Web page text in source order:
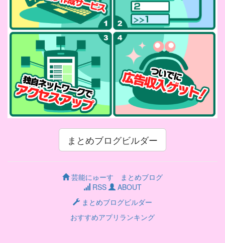
まとめブログビルダー
芸能にゅーす まとめブログ
RSS
ABOUT
まとめブログビルダー
おすすめアプリランキング